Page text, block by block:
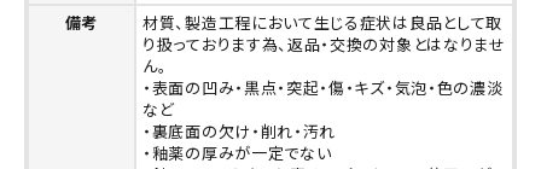
備考
材質、製造工程において生じる症状は良品として取
り扱っております為、返品・交換の対象とはなりませ
ん。
・表面の凹み・黒点・突起・傷・キズ・気泡・色の濃淡
など
・裏底面の欠け・削れ・汚れ
・釉薬の厚みが一定でない